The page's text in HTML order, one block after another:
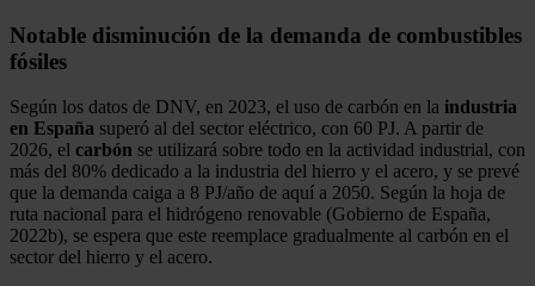
Notable disminución de la demanda de combustibles
fósiles
Según los datos de DNV, en 2023, el uso de carbón en la industria
en España superó al del sector eléctrico, con 60 PJ. A partir de
2026, el carbón se utilizará sobre todo en la actividad industrial, con
más del 80% dedicado a la industria del hierro y el acero, y se prevé
que la demanda caiga a 8 PJ/año de aquí a 2050. Según la hoja de
ruta nacional para el hidrógeno renovable (Gobierno de España,
2022b), se espera que este reemplace gradualmente al carbón en el
sector del hierro y el acero.